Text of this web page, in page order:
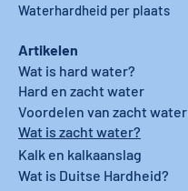
Waterhardheid per plaats
Artikelen
Wat is hard water?
Hard en zacht water
Wat is zacht water?
Voordelen van zacht water
Kalk en kalkaanslag
Wat is Duitse Hardheid?